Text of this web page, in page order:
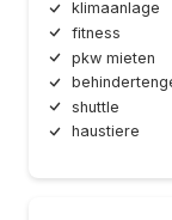
klimaanlage
fitness
pkw mieten
shuttle
haustiere